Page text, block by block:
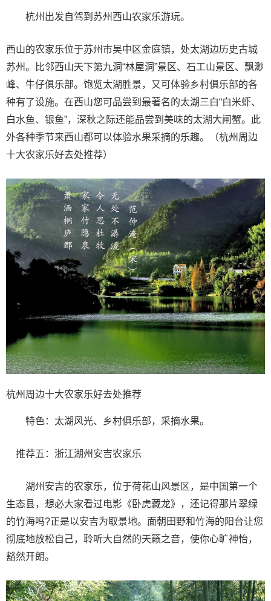
杭州出发自驾到苏州西山农家乐游玩。
西山的农家乐位于苏州市吴中区金庭镇，处太湖边历史古城
苏州。比邻西山天下第九洞“林屋洞”景区、石工山景区、飘渺
峰、牛仔俱乐部。饱览太湖胜景，又可体验乡村俱乐部的各
种有了设施。在西山您可品尝到最著名的太湖三白“白米虾、
白水鱼、银鱼”，深秋之际还能品尝到美味的太湖大闸蟹。此
外各种季节来西山都可以体验水果采摘的乐趣。（杭州周边
十大农家乐好去处推荐）
杭州周边十大农家乐好去处推荐
特色：太湖风光、乡村俱乐部，采摘水果。
推荐五：浙江湖州安吉农家乐
湖州安吉的农家乐，位于荷花山风景区，是中国第一个
生态县，想必大家看过电影《卧虎藏龙》，还记得那片翠绿
的竹海吗?正是以安吉为取景地。面朝田野和竹海的阳台让您
彻底地放松自己，聆听大自然的天籁之音，使你心旷神怡，
豁然开朗。